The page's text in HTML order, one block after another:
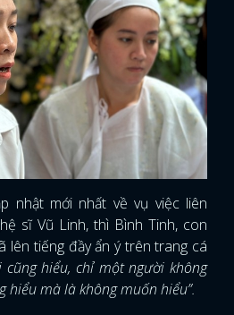
nhật mới nhất về vụ việc liên
sĩ Vũ Linh, thì Bình Tinh, con
lên tiếng đầy ẩn ý trên trang cá
cũng hiểu, chỉ một người không
hiểu mà là không muốn hiểu”.